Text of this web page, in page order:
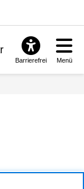
Barrierefrei Menü